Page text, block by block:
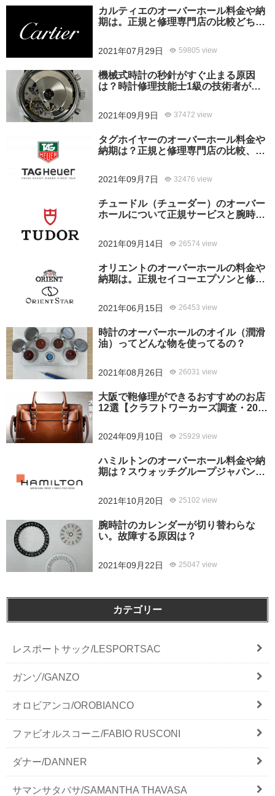
カルティエのオーバーホール料金や納
期は。正規と修理専門店の比較どちら
2021年07月29日 59805 view
機械式時計の秒針がすぐ止まる原因
は？時計修理技能士1級の技術者がお
2021年09月9日 37472 view
タグホイヤーのオーバーホール料金や
納期は？正規と修理専門店の比較、ど
2021年09月7日 32476 view
チュードル（チューダー）のオーバー
ホールについて正規サービスと腕時計
2021年09月14日 26574 view
オリエントのオーバーホールの料金や
納期は。正規セイコーエプソンと修理
2021年06月15日 26453 view
時計のオーバーホールのオイル（潤滑
油）ってどんな物を使ってるの？
2021年08月26日 26031 view
大阪で鞄修理ができるおすすめのお店
12選【クラフトワーカーズ調査・2026
2024年09月10日 25929 view
ハミルトンのオーバーホール料金や納
期は？スウォッチグループジャパンと
2021年10月20日 25102 view
腕時計のカレンダーが切り替わらな
い。故障する原因は？
2021年09月22日 25047 view
カテゴリー
レスポートサック/LESPORTSAC
ガンゾ/GANZO
オロビアンコ/OROBIANCO
ファビオルスコーニ/FABIO RUSCONI
ダナー/DANNER
サマンサタバサ/SAMANTHA THAVASA